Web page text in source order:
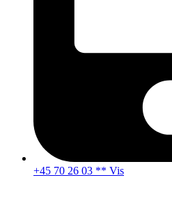
+45 70 26 03 ** Vis